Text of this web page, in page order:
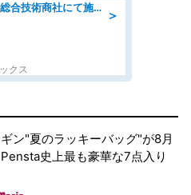
＞
工事・土木施工管理/総合技術商社にて施工管理のお仕事/即日勤務可/車通勤可/工事・土木施工管理/生産・品質管理
クス
ン"夏のラッキーバッグ"が8月
史上最も豪華な7点入り